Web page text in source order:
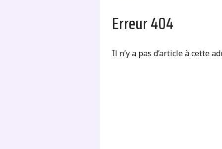
Erreur 404
Il n’y a pas d’article à cette